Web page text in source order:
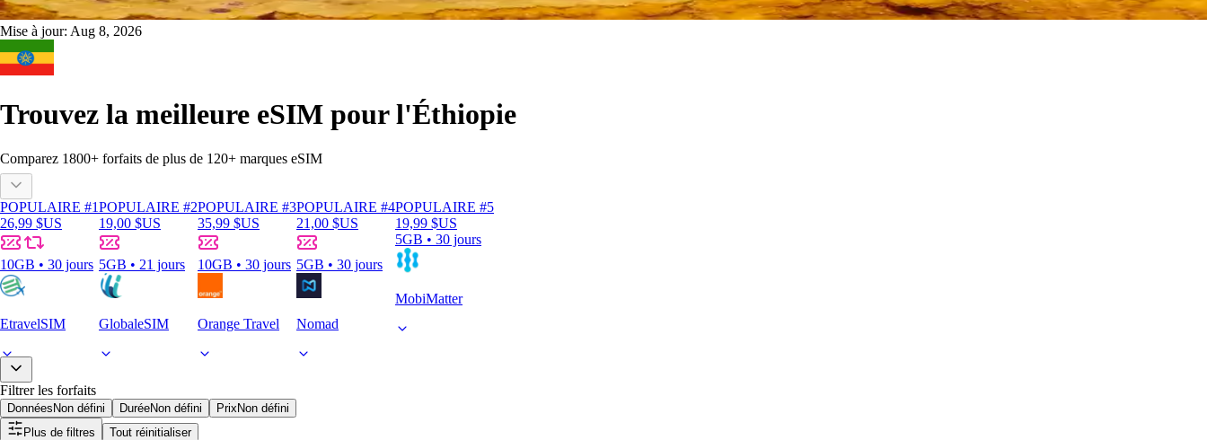
Mise à jour: Aug 8, 2026
Trouvez la meilleure eSIM pour l'Éthiopie
Comparez 1800+ forfaits de plus de 120+ marques eSIM
POPULAIRE #1
26,99 $US
10GB • 30 jours
EtravelSIM
POPULAIRE #2
19,00 $US
5GB • 21 jours
GlobaleSIM
POPULAIRE #3
35,99 $US
10GB • 30 jours
Orange Travel
POPULAIRE #4
21,00 $US
5GB • 30 jours
Nomad
POPULAIRE #5
19,99 $US
5GB • 30 jours
MobiMatter
Filtrer les forfaits
Données Non défini DuréeNon défini Prix Non défini
Plus de filtres
Tout réinitialiser